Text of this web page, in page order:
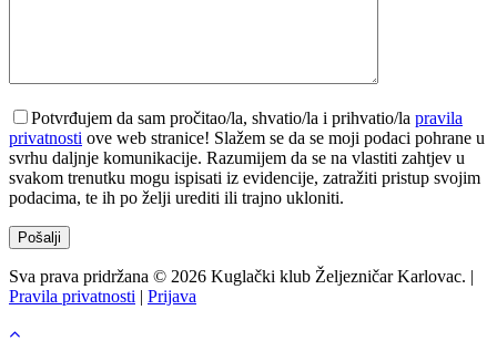
Potvrđujem da sam pročitao/la, shvatio/la i prihvatio/la pravila
privatnosti ove web stranice! Slažem se da se moji podaci pohrane u
svrhu daljnje komunikacije. Razumijem da se na vlastiti zahtjev u
svakom trenutku mogu ispisati iz evidencije, zatražiti pristup svojim
podacima, te ih po želji urediti ili trajno ukloniti.
Sva prava pridržana © 2026 Kuglački klub Željezničar Karlovac. |
Pravila privatnosti | Prijava